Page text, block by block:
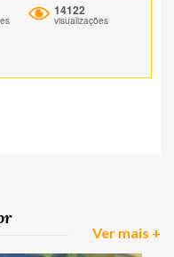
14122
visualizações
Ver mais +